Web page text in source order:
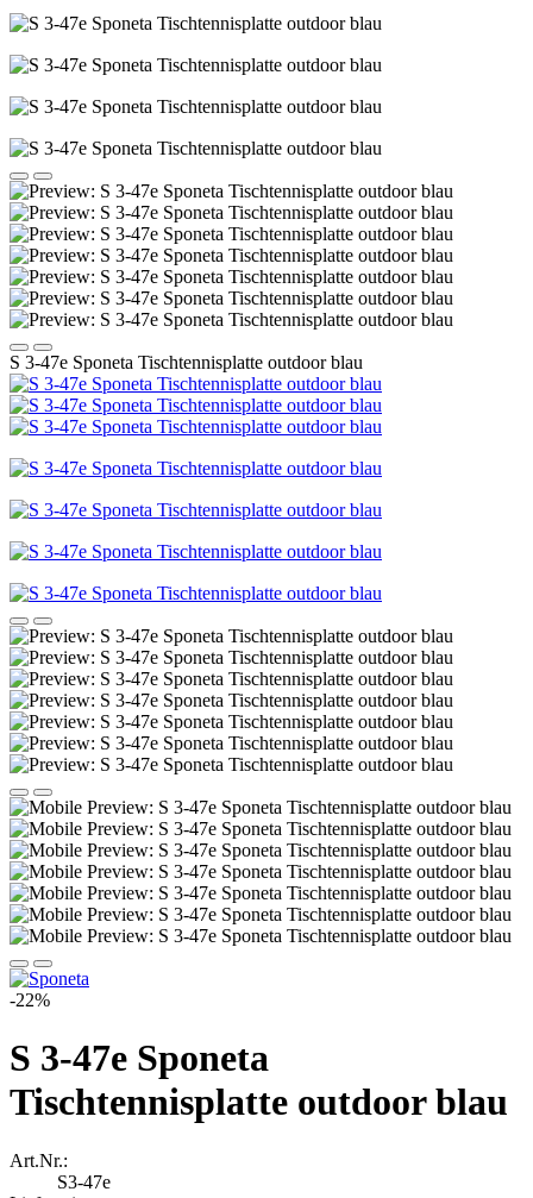
S 3-47e Sponeta Tischtennisplatte outdoor blau
-22%
S 3-47e Sponeta
Tischtennisplatte outdoor blau
Art.Nr.:
S3-47e